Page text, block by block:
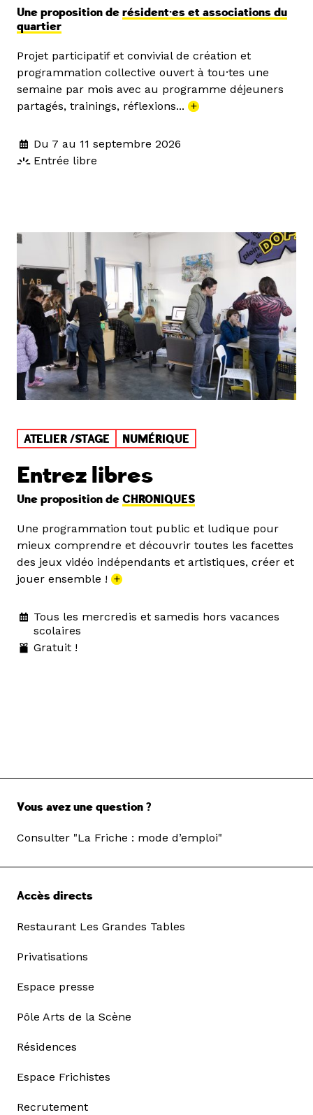
Une proposition de résident·es et associations du
quartier
Projet participatif et convivial de création et
programmation collective ouvert à tou·tes une
semaine par mois avec au programme déjeuners
partagés, trainings, réflexions... +
Du 7 au 11 septembre 2026
Entrée libre
ATELIER /STAGE NUMÉRIQUE
Entrez libres
Une proposition de CHRONIQUES
Une programmation tout public et ludique pour
mieux comprendre et découvrir toutes les facettes
des jeux vidéo indépendants et artistiques, créer et
jouer ensemble ! +
Tous les mercredis et samedis hors vacances
scolaires
Gratuit !
Vous avez une question ?
Consulter "La Friche : mode d’emploi"
Accès directs
Restaurant Les Grandes Tables
Privatisations
Espace presse
Pôle Arts de la Scène
Résidences
Espace Frichistes
Recrutement